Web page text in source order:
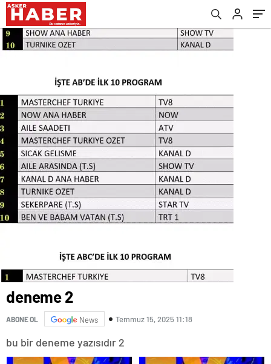
deneme 2
ABONE OL News Temmuz 15, 2025 11:18
bu bir deneme yazısıdır 2
Kimseye Bırakmadı!